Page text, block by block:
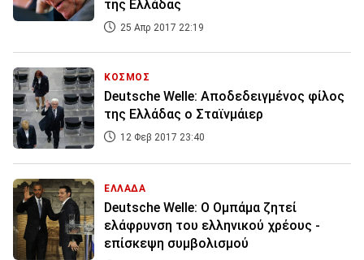
της Ελλάδας
25 Απρ 2017 22:19
ΚΟΣΜΟΣ
Deutsche Welle: Αποδεδειγμένος φίλος
της Ελλάδας ο Σταϊνμάιερ
12 Φεβ 2017 23:40
ΕΛΛΑΔΑ
Deutsche Welle: Ο Ομπάμα ζητεί
ελάφρυνση του ελληνικού χρέους -
επίσκεψη συμβολισμού